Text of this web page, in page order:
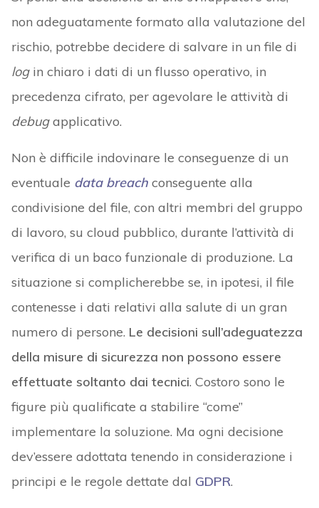
non adeguatamente formato alla valutazione del
rischio, potrebbe decidere di salvare in un file di
login chiaro i dati di un flusso operativo, in
precedenza cifrato, per agevolare le attività di
debugapplicativo.
Non è difficile indovinare le conseguenze di un
eventuale data breachconseguente alla
condivisione del file, con altri membri del gruppo
di lavoro, su cloud pubblico, durante l’attività di
verifica di un baco funzionale di produzione. La
situazione si complicherebbe se, in ipotesi, il file
contenesse i dati relativi alla salute di un gran
numero di persone. Le decisioni sull’adeguatezza
della misure di sicurezza non possono essere
effettuate soltanto dai tecnici. Costoro sono le
figure più qualificate a stabilire “come”
implementare la soluzione. Ma ogni decisione
dev’essere adottata tenendo in considerazione i
principi e le regole dettate dal GDPR.